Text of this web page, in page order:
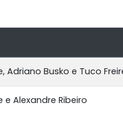
Adriano Busko e Tuco
e Alexandre Ribeiro